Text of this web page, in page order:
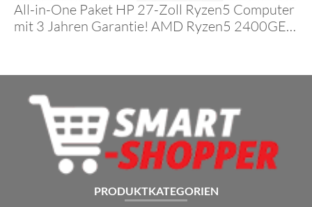
All-in-One Paket HP 27-Zoll Ryzen5 Computer
mit 3 Jahren Garantie! AMD Ryzen5 2400GE,
Office – 8623
PRODUKTKATEGORIEN